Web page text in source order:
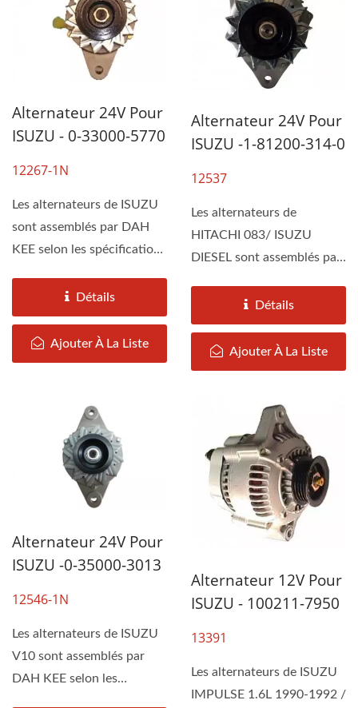
Alternateur 24V Pour
ISUZU - 0-33000-5770
12267-1N
Les alternateurs de ISUZU
sont assemblés par DAH
KEE selon les spécifications
Détails
Ajouter À La Liste
Alternateur 24V Pour
ISUZU -1-81200-314-0
12537
Les alternateurs de
HITACHI 083/ ISUZU
DIESEL sont assemblés par
spécifications...
Détails
Ajouter À La Liste
Alternateur 24V Pour
ISUZU -0-35000-3013
12546-1N
Les alternateurs de ISUZU
V10 sont assemblés par
DAH KEE selon les
Alternateur 12V Pour
ISUZU - 100211-7950
13391
Les alternateurs de ISUZU
IMPULSE 1.6L 1990-1992 /